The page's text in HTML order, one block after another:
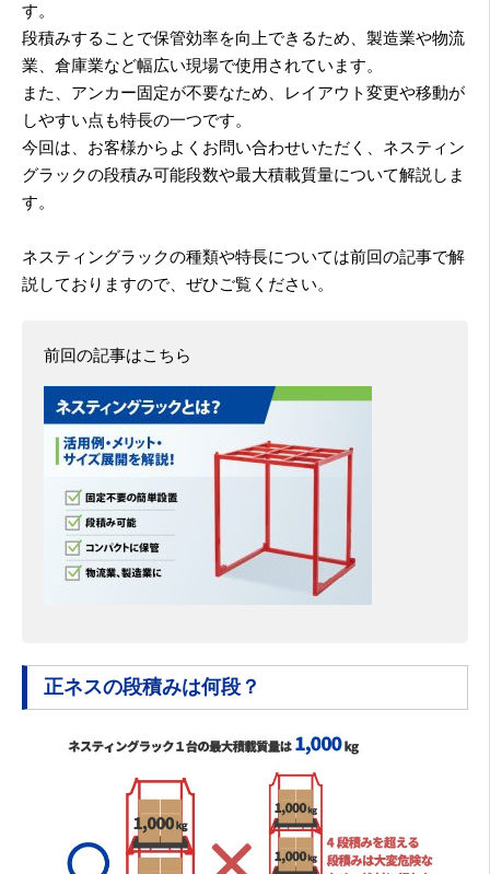
す。
段積みすることで保管効率を向上できるため、製造業や物流
業、倉庫業など幅広い現場で使用されています。
また、アンカー固定が不要なため、レイアウト変更や移動が
しやすい点も特長の一つです。
今回は、お客様からよくお問い合わせいただく、ネスティン
グラックの段積み可能段数や最大積載質量について解説しま
す。
ネスティングラックの種類や特長については前回の記事で解
説しておりますので、ぜひご覧ください。
前回の記事はこちら
正ネスの段積みは何段？